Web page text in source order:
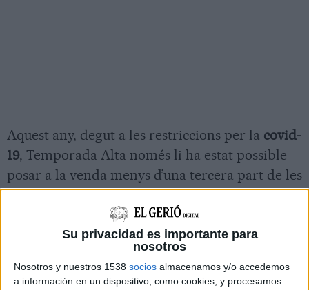
Su privacidad es importante para
nosotros
Nosotros y nuestros 1538 socios almacenamos y/o accedemos
a información en un dispositivo, como cookies, y procesamos
Aquest any, degut a les restriccions per la covid-
19, Temporada Alta només li ha estat possible
posar a la venda menys d’una tercera part de les
localitats de l’any passat, el que significa una
retallada de 37.484 localitats respecte la passada
edició. Això és degut, entre altres motius, a la
reducció dels aforamentsa la meitat, a la
programació de menys espectacles i funcions, a